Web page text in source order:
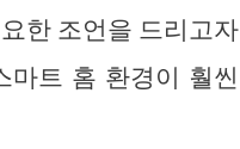
한 조언을 드리고자
트 홈 환경이 훨씬